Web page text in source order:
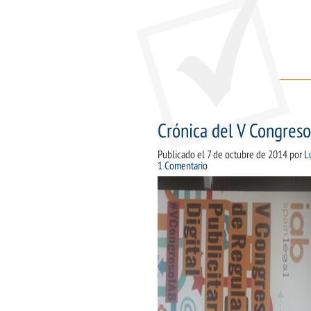
Crónica del V
Publicado el 7 de octubre de 2014 por
1 Comentario